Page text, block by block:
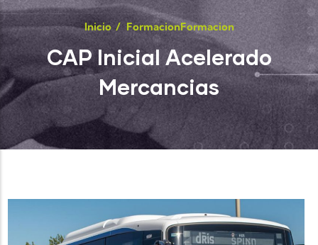
Inicio / FormacionFormacion
CAP Inicial Acelerado
Mercancias